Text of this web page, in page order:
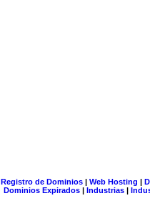
Registro de Dominios| Web Hosting |
Dominios Expirados | Industrias |